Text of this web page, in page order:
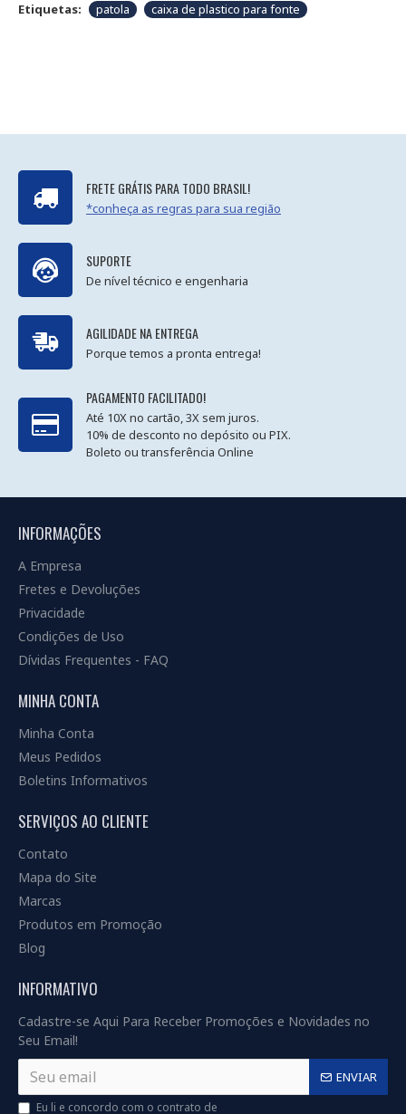
Etiquetas: patola caixa de plastico para fonte
FRETE GRÁTIS PARA TODO BRASIL!
*conheça as regras para sua região
SUPORTE
De nível técnico e engenharia
AGILIDADE NA ENTREGA
Porque temos a pronta entrega!
PAGAMENTO FACILITADO!
Até 10X no cartão, 3X sem juros.
10% de desconto no depósito ou PIX.
Boleto ou transferência Online
INFORMAÇÕES
A Empresa
Fretes e Devoluções
Privacidade
Condições de Uso
Dívidas Frequentes - FAQ
MINHA CONTA
Minha Conta
Meus Pedidos
Boletins Informativos
SERVIÇOS AO CLIENTE
Contato
Mapa do Site
Marcas
Produtos em Promoção
Blog
INFORMATIVO
Cadastre-se Aqui Para Receber Promoções e Novidades no
Seu Email!
ENVIAR
Eu li e concordo com o contrato de